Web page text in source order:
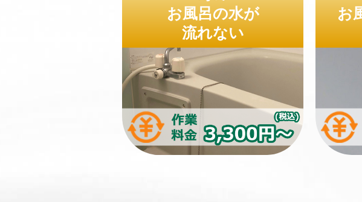
お風呂の水が
流れない
お